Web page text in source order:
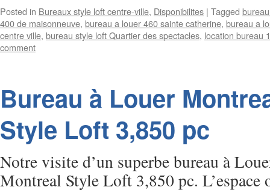
Posted in Bureaux style loft centre-ville, Disponibilites | Tagged
400 de maisonneuve, bureau a louer 460 sainte catherine, bureau a
centre ville, bureau style loft Quartier des spectacles, location bureau
comment
Bureau à Louer
Style Loft 3,850 pc
Notre visite d’un superbe bureau à
Montreal Style Loft 3,850 pc. L’espace